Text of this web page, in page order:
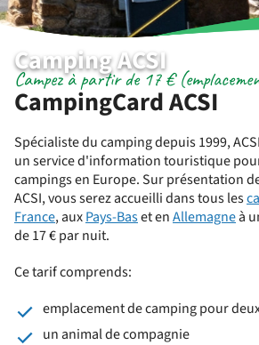
Camping ACSI
CampingCard ACSI
Campez à partir de 17 €
Spécialiste du camping depuis 1999,
un service d'information touristique
campings en Europe. Sur présentation
ACSI, vous serez accueilli dans tous les
France, auxPays-Baset enAllemagneà
de 17 € par nuit.
Ce tarif comprends:
emplacement de camping pour
un animal de compagnie